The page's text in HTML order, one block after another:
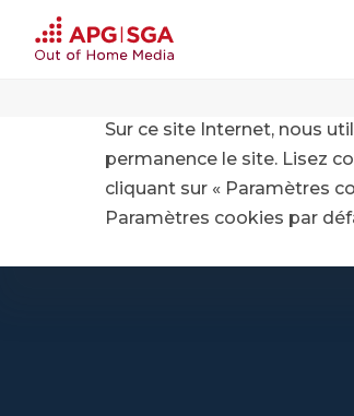
Sur ce site Internet, nous
permanence le site. Lisez
cliquant sur « Paramètres
Paramètres cookies par